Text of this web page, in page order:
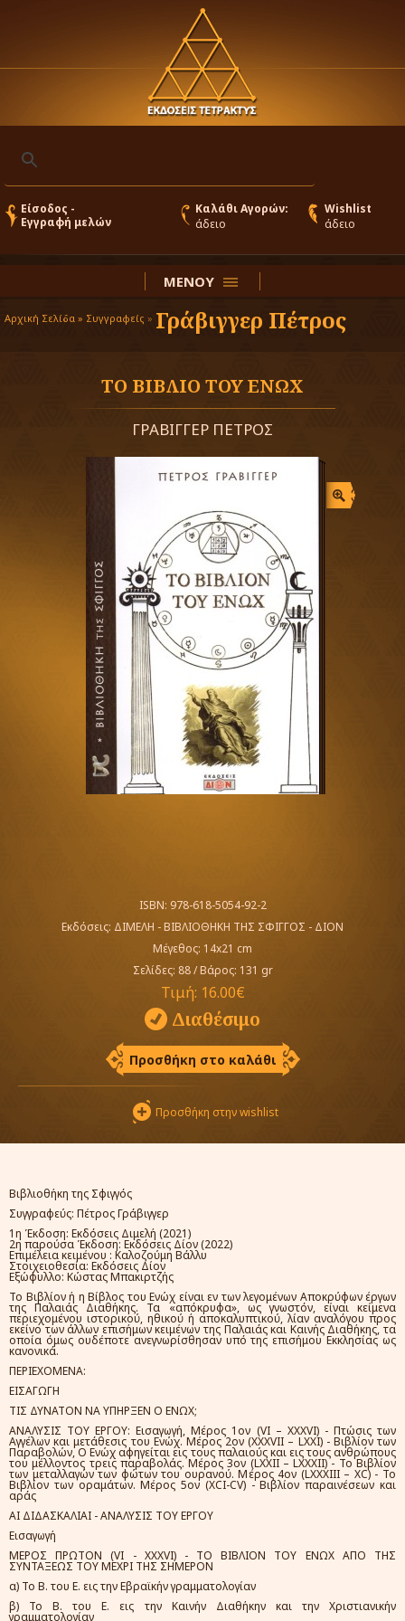
Είσοδος -
Εγγραφή μελών
Καλάθι Αγορών:
άδειο
Wishlist
άδειο
ΜΕΝΟΥ
Αρχική Σελίδα » Συγγραφείς » Γράβιγγερ Πέτρος
ΤΟ ΒΙΒΛΙΟ ΤΟΥ ΕΝΩΧ
ΓΡΑΒΙΓΓΕΡ ΠΕΤΡΟΣ
ISBN: 978-618-5054-92-2
Εκδόσεις: ΔΙΜΕΛΗ - ΒΙΒΛΙΟΘΗΚΗ ΤΗΣ ΣΦΙΓΓΟΣ - ΔΙΟΝ
Μέγεθος: 14x21 cm
Σελίδες: 88 /Βάρος: 131 gr
Τιμή: 16.00€
Διαθέσιμο
Προσθήκη στο καλάθι
Προσθήκη στην wishlist
Βιβλιοθήκη της Σφιγγός
Συγγραφεύς: Πέτρος Γράβιγγερ
1η Έκδοση: Εκδόσεις Διμελή (2021)
2η παρούσα Έκδοση: Εκδόσεις Δίον (2022)
Επιμέλεια κειμένου : Καλοζούμη Βάλλυ
Στοιχειοθεσία: Εκδόσεις Δίον
Εξώφυλλο: Κώστας Μπακιρτζής
Το Βιβλίον ή η Βίβλος του Ενώχ είναι εν των λεγομένων Αποκρύφων έργων
της Παλαιάς Διαθήκης. Τα «απόκρυφα», ως γνωστόν, είναι κείμενα
περιεχομένου ιστορικού, ηθικού ή αποκαλυπτικού, λίαν αναλόγου προς
εκείνο των άλλων επισήμων κειμένων της Παλαιάς και Καινής Διαθήκης, τα
οποία όμως ουδέποτε ανεγνωρίσθησαν υπό της επισήμου Εκκλησίας ως
κανονικά.
ΠΕΡΙΕΧΟΜΕΝΑ:
ΕΙΣΑΓΩΓΗ
ΤΙΣ ΔΥΝΑΤΟΝ ΝΑ ΥΠΗΡΞΕΝ Ο ΕΝΩΧ;
ΑΝΑΛΥΣΙΣ ΤΟΥ ΕΡΓΟΥ: Εισαγωγή, Μέρος 1ον (VI – XXXVI) - Πτώσις των
Αγγέλων και μετάθεσις του Ενώχ. Μέρος 2ον (XXXVII – LΧΧΙ) - Βιβλίον των
Παραβολών, Ο Ενώχ αφηγείται εις τους παλαιούς και εις τους ανθρώπους
του μέλλοντος τρεις παραβολάς. Μέρος 3ον (LΧΧΙΙ – LΧΧΧΙΙ) - Το Βιβλίον
των μεταλλαγών των φώτων του ουρανού. Μέρος 4ον (LΧΧΧΙΙΙ – XC) - Το
Βιβλίον των οραμάτων. Μέρος 5ον (ΧCI-CV) - Βιβλίον παραινέσεων και
αράς
ΑΙ ΔΙΔΑΣΚΑΛΙΑΙ - ΑΝΑΛΥΣΙΣ ΤΟΥ ΕΡΓΟΥ
Εισαγωγή
ΜΕΡΟΣ ΠΡΩΤΟΝ (VI - XXXVI) - ΤΟ ΒΙΒΛΙΟΝ ΤΟΥ ΕΝΩΧ ΑΠΟ ΤΗΣ
ΣΥΝΤΑΞΕΩΣ ΤΟΥ ΜΕΧΡΙ ΤΗΣ ΣΗΜΕΡΟΝ
α) Το Β. του Ε. εις την Εβραϊκήν γραμματολογίαν
β) Το Β. του Ε. εις την Καινήν Διαθήκην και την Χριστιανικήν
γραμματολογίαν